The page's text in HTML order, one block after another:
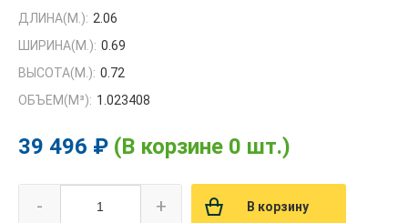
ДЛИНА(М.): 2.06
ШИРИНА(М.): 0.69
ВЫСОТА(М.): 0.72
ОБЪЕМ(M³): 1.023408
39 496 ₽ (В корзине 0 шт.)
- + В корзину